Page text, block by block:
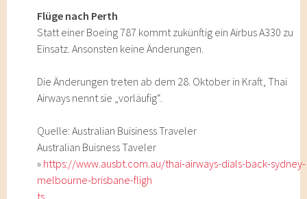
Flüge nach Perth
Statt einer Boeing 787 kommt zukünftig ein Airbus A330 zu
Einsatz. Ansonsten keine Änderungen.
Die Änderungen treten ab dem 28. Oktober in Kraft, Thai
Airways nennt sie „vorläufig“.
Quelle: Australian Buisiness Traveler
Australian Buisness Taveler
» https://www.ausbt.com.au/thai-airways-dials-back-sydney-
melbourne-brisbane-fligh
ts